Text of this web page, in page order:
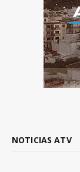
NOTICIAS ATV